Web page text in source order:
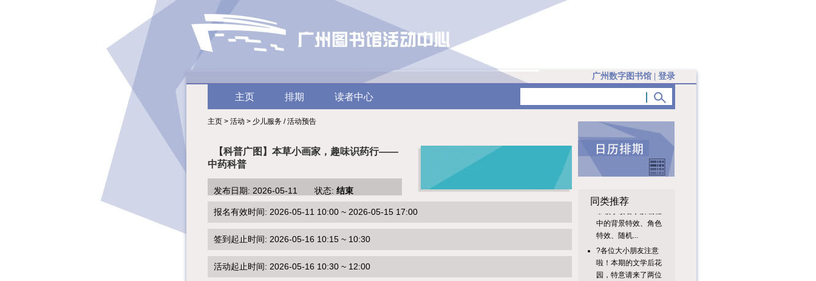
广州数字图书馆 登录
主页 排期 读者中心
主页 > 活动 > 少儿服务 / 活动预告
【科普广图】本草小画家，趣味识药行——
中药科普
发布日期: 2026-05-11 状态: 结束
报名有效时间: 2026-05-11 10:00 ~ 2026-05-15 17:00
签到起止时间: 2026-05-16 10:15 ~ 10:30
活动起止时间: 2026-05-16 10:30 ~ 12:00
同类推荐
带领小读者了解编程
中的背景特效、角色
特效、随机...
啦！本期的文学后花
园，特意请来了两位